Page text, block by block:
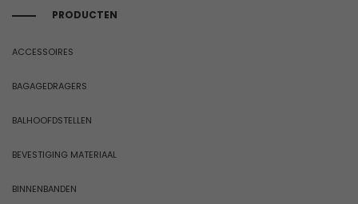
PRODUCTEN
ACCESSOIRES
BAGAGEDRAGERS
BALHOOFDSTELLEN
BEVESTIGING MATERIAAL
BINNENBANDEN